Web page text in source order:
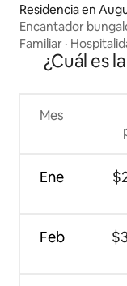
Residencia en
Encantador
baños, ¡piscina
Familiar ·
¿Cuál es
Mes
Ene
Feb